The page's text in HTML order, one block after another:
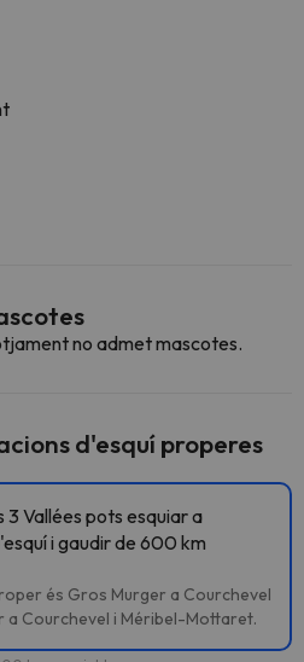
no admet mascotes.
d'esquí properes
Vallées pots esquiar a
i gaudir de 600 km
és Gros Murger a Courchevel
a Courchevel i Méribel-Mottaret.